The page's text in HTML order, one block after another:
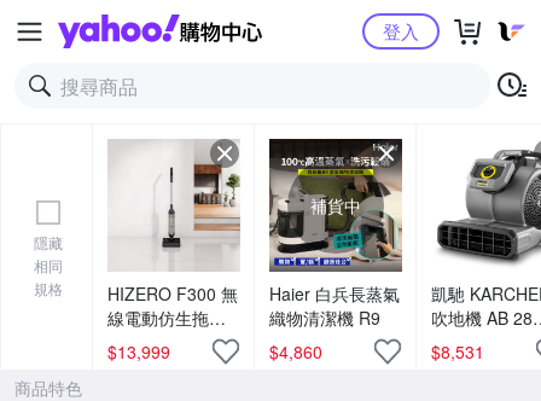
Yahoo購物中心登入
隱藏
相同
規格
HIZERO F300 無
線電動仿生拖地
機
$13,999
補貨中
Haier 白兵長蒸氣
織物清潔機 R9
$4,860
凱馳
吹地機 AB 28
Classic 地面吹乾
機 風乾機
$8,531
商品特色